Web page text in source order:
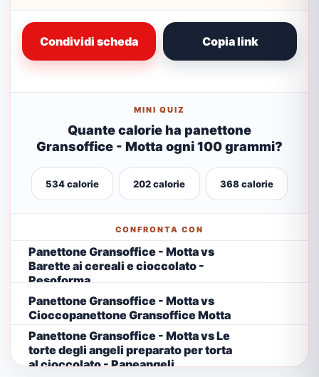
Condividi scheda Copia link
MINI QUIZ
Quante calorie ha panettone
Gransoffice - Motta ogni 100 grammi?
534 calorie 202 calorie 368 calorie
CONFRONTA CON
Panettone Gransoffice - Motta vs
Barette ai cereali e cioccolato -
Pesoforma
Panettone Gransoffice - Motta vs
Cioccopanettone Gransoffice Motta
Panettone Gransoffice - Motta vs Le
torte degli angeli preparato per torta
al cioccolato - Paneangeli